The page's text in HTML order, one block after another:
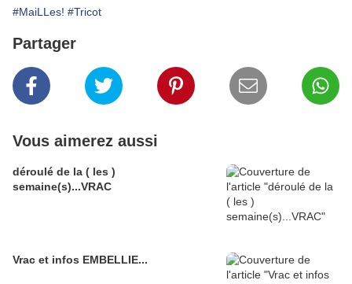
#MaiLLes! #Tricot
Partager
Vous aimerez aussi
déroulé de la ( les )
semaine(s)...VRAC
Vrac et infos EMBELLIE...